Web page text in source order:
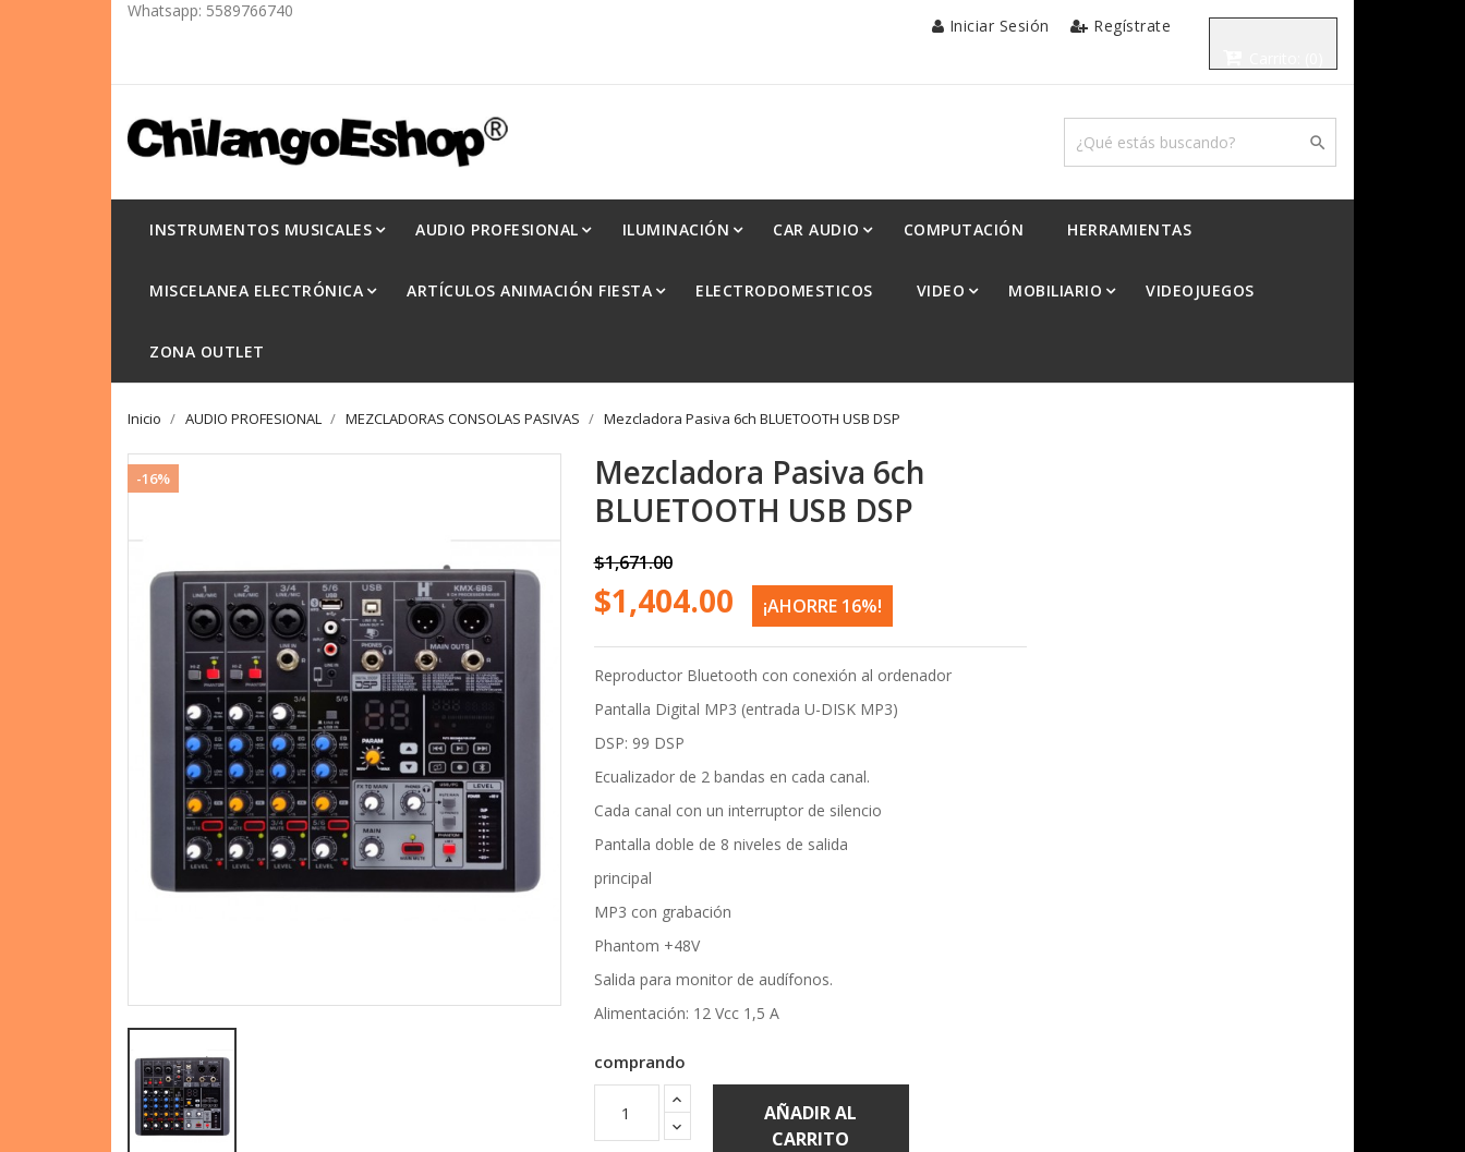
Whatsapp: 5589766740
Iniciar Sesión
Regístrate

INSTRUMENTOS MUSICALES AUDIO PROFESIONAL ILUMINACIÓN CAR AUDIO COMPUTACIÓN HERRAMIENTAS
MISCELANEA ELECTRÓNICA ARTÍCULOS ANIMACIÓN FIESTA ELECTRODOMESTICOS VIDEO MOBILIARIO VIDEOJUEGOS
ZONA OUTLET
Inicio AUDIO PROFESIONAL MEZCLADORAS CONSOLAS PASIVAS Mezcladora Pasiva 6ch BLUETOOTH USB DSP
-16%
Mezcladora Pasiva 6ch
BLUETOOTH USB DSP
$1,671.00
$1,404.00 ¡AHORRE 16%!
Reproductor Bluetooth con conexión al ordenador
Pantalla Digital MP3 (entrada U-DISK MP3)
DSP: 99 DSP
Ecualizador de 2 bandas en cada canal.
Cada canal con un interruptor de silencio
Pantalla doble de 8 niveles de salida
principal
MP3 con grabación
Phantom +48V
Salida para monitor de audífonos.
Alimentación: 12 Vcc 1,5 A
comprando
AÑADIR AL
CARRITO